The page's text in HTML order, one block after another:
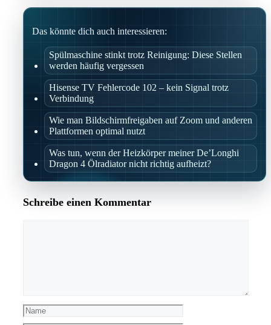
Das könnte dich auch interessieren:
Spülmaschine stinkt trotz Reinigung: Diese Stellen
werden häufig vergessen
Hisense TV Fehlercode 102 – kein Signal trotz
Verbindung
Wie man Bildschirmfreigaben auf Zoom und anderen
Plattformen optimal nutzt
Was tun, wenn der Heizkörper meiner De’Longhi
Dragon 4 Ölradiator nicht richtig aufheizt?
Schreibe einen Kommentar
Name